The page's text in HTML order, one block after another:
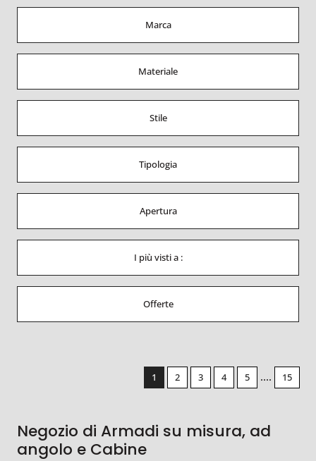
Marca
Materiale
Stile
Tipologia
Apertura
I più visti a :
Offerte
1 2 3 4 5 .... 15
Negozio di Armadi su misura, ad
angolo e Cabine